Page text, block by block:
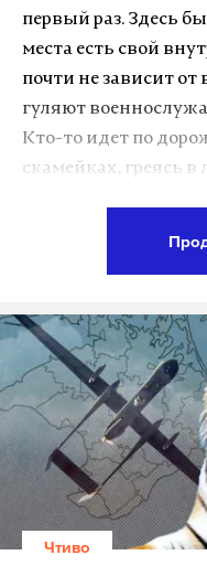
первый раз. Здесь
места есть свой
почти не зависит
гуляют
Кто-то идет по
скамейках, греясь в
— А концерт где
них.
Он отвечает, не
— У корпуса. Прямо
В сквере перед
появилась
«артистов» уже
Чтиво